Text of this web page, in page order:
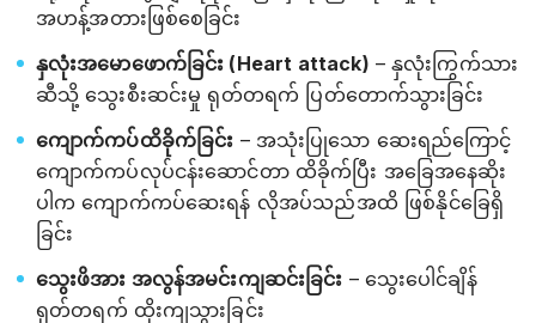
အဟန့်အတားဖြစ်စေခြင်း
နှလုံးအမောဖောက်ခြင်း (Heart attack) – နှလုံးကြွက်သား
ဆီသို့ သွေးစီးဆင်းမှု ရုတ်တရက် ပြတ်တောက်သွားခြင်း
ကျောက်ကပ်ထိခိုက်ခြင်း – အသုံးပြုသော ဆေးရည်ကြောင့်
ကျောက်ကပ်လုပ်ငန်းဆောင်တာ ထိခိုက်ပြီး အခြေအနေဆိုး
ပါက ကျောက်ကပ်ဆေးရန် လိုအပ်သည်အထိ ဖြစ်နိုင်ခြေရှိ
ခြင်း
သွေးဖိအား အလွန်အမင်းကျဆင်းခြင်း – သွေးပေါင်ချိန်
ရုတ်တရက် ထိုးကျသွားခြင်း